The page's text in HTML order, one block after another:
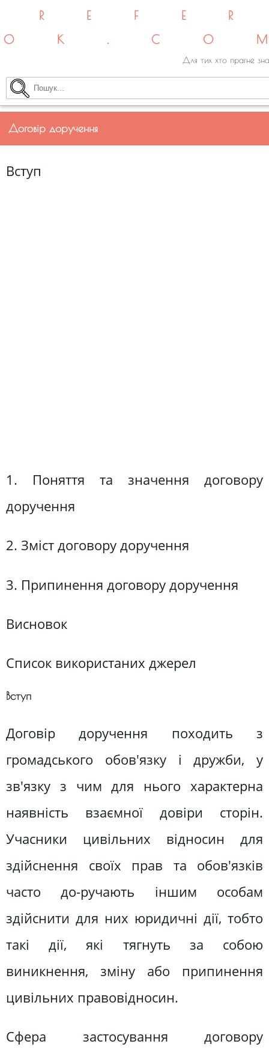
Для тих хто прагне
Договір доручення
Вступ
1. Поняття та значення договору
доручення
2. Зміст договору доручення
3. Припинення договору доручення
Висновок
Список використаних джерел
Вступ
Договір доручення походить з
громадського обов'язку і дружби, у
зв'язку з чим для нього характерна
наявність взаємної довіри сторін.
Учасники цивільних відносин для
здійснення своїх прав та обов'язків
часто до-ручають іншим особам
здійснити для них юридичні дії, тобто
такі дії, які тягнуть за собою
виникнення, зміну або припинення
цивільних правовідносин.
Сфера застосування договору